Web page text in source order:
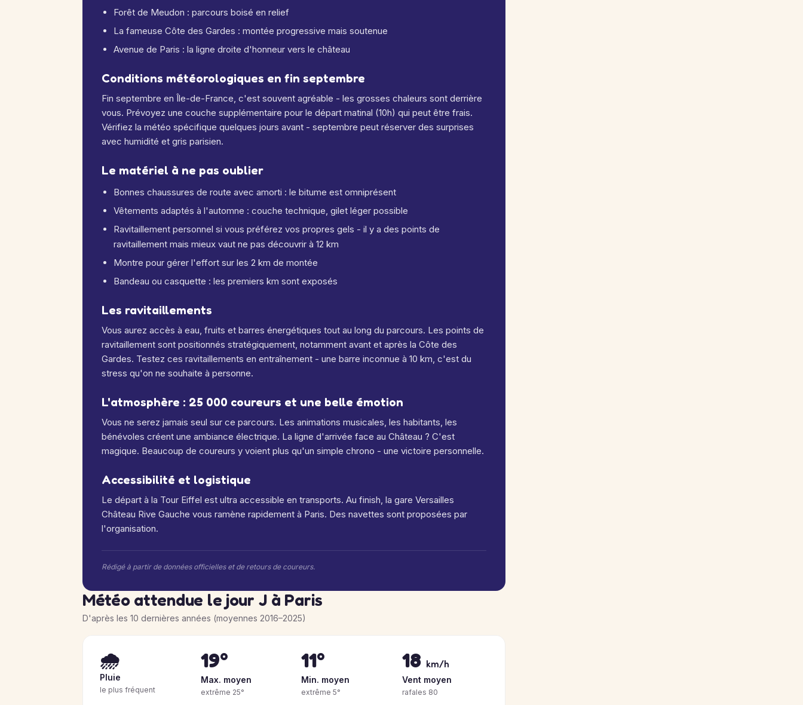
Forêt de Meudon : parcours boisé en relief
La fameuse Côte des Gardes : montée progressive mais soutenue
Avenue de Paris : la ligne droite d'honneur vers le château
Conditions météorologiques en fin septembre
Fin septembre en Île-de-France, c'est souvent agréable - les grosses chaleurs sont derrière
vous. Prévoyez une couche supplémentaire pour le départ matinal (10h) qui peut être frais.
Vérifiez la météo spécifique quelques jours avant - septembre peut réserver des surprises
avec humidité et gris parisien.
Le matériel à ne pas oublier
Bonnes chaussures de route avec amorti : le bitume est omniprésent
Vêtements adaptés à l'automne : couche technique, gilet léger possible
Ravitaillement personnel si vous préférez vos propres gels - il y a des points de
ravitaillement mais mieux vaut ne pas découvrir à 12 km
Montre pour gérer l'effort sur les 2 km de montée
Bandeau ou casquette : les premiers km sont exposés
Les ravitaillements
Vous aurez accès à eau, fruits et barres énergétiques tout au long du parcours. Les points de
ravitaillement sont positionnés stratégiquement, notamment avant et après la Côte des
Gardes. Testez ces ravitaillements en entraînement - une barre inconnue à 10 km, c'est du
stress qu'on ne souhaite à personne.
L'atmosphère : 25 000 coureurs et une belle émotion
Vous ne serez jamais seul sur ce parcours. Les animations musicales, les habitants, les
bénévoles créent une ambiance électrique. La ligne d'arrivée face au Château ? C'est
magique. Beaucoup de coureurs y voient plus qu'un simple chrono - une victoire personnelle.
Accessibilité et logistique
Le départ à la Tour Eiffel est ultra accessible en transports. Au finish, la gare Versailles
Château Rive Gauche vous ramène rapidement à Paris. Des navettes sont proposées par
l'organisation.
Rédigé à partir de données officielles et de retours de coureurs.
Météo attendue le jour J à Paris
D'après les 10 dernières années (moyennes 2016–2025)
🌧️
Pluie
le plus fréquent
19°
Max. moyen
extrême 25°
11°
Min. moyen
extrême 5°
18 km/h
Vent moyen
rafales 80